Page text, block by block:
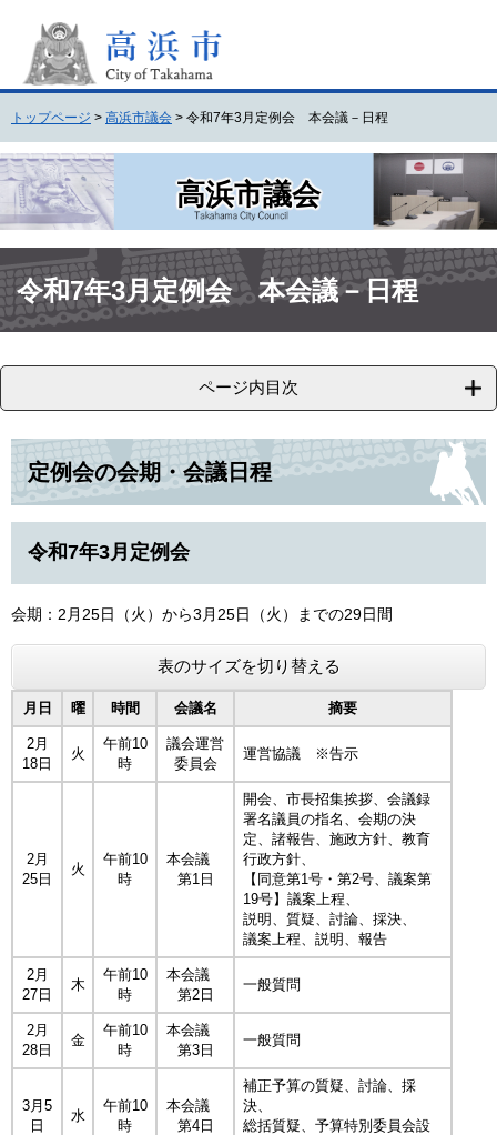
頭
で
す
。
飛
ば
し
て
本
文
へ
トップページ > 高浜市議会 > 令和7年3月定例会 本会議－日程
高浜市議会
文令和7年3月定例会 本会議－日程
ページ内目次
定例会の会期・会議日程
令和7年3月定例会
会期：2月25日（火）から3月25日（火）までの29日間
表のサイズを切り替える
月日 曜 時間 会議名 摘要
2月
18日
火
午前10
時
議会運営
委員会
運営協議 ※告示
2月
25日
火
午前10
時
本会議
第1日
開会、市長招集挨拶、会議録
署名議員の指名、会期の決
定、諸報告、施政方針、教育
行政方針、
【同意第1号・第2号、議案第
19号】議案上程、
説明、質疑、討論、採決、
議案上程、説明、報告
2月
27日
木
午前10
時
本会議
第2日
一般質問
2月
28日
金
午前10
時
本会議
第3日
一般質問
3月5
日
水
午前10
時
本会議
第4日
補正予算の質疑、討論、採
決、
総括質疑、予算特別委員会設